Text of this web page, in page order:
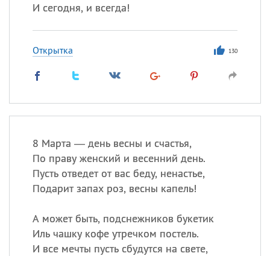
И сегодня, и всегда!
Открытка 130
8 Марта — день весны и счастья,
По праву женский и весенний день.
Пусть отведет от вас беду, ненастье,
Подарит запах роз, весны капель!
А может быть, подснежников букетик
Иль чашку кофе утречком постель.
И все мечты пусть сбудутся на свете,